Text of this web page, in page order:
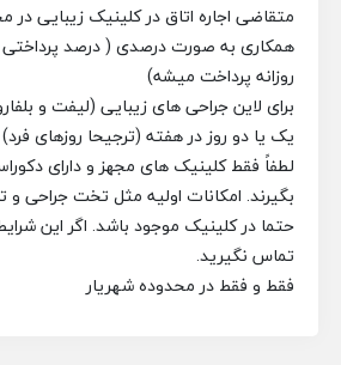
متقاضی اجاره اتاق در کلینیک زیبایی
همکاری به صورت درصدی ( درصد پرداختی
روزانه پرداخت میشه)
برای لاین جراحی های زیبایی (لیفت و
یک یا دو روز در هفته (ترجیحا روزهای فرد)
لطفاً فقط کلینیک های مجهز و دارای
بگیرند. امکانات اولیه مثل تخت جراحی و
حتما در کلینیک موجود باشد. اگر این
تماس نگیرید.
فقط و فقط در محدوده شهریار